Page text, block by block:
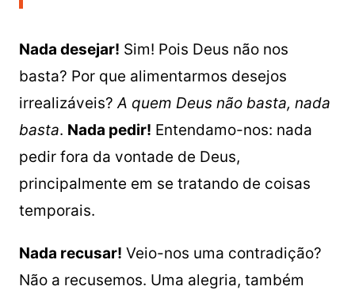
Nada desejar! Sim! Pois Deus não nos
basta? Por que alimentarmos desejos
irrealizáveis?A quem Deus não basta, nada
basta. Nada pedir! Entendamo-nos: nada
pedir fora da vontade de Deus,
principalmente em se tratando de coisas
temporais.
Nada recusar! Veio-nos uma contradição?
Não a recusemos. Uma alegria, também